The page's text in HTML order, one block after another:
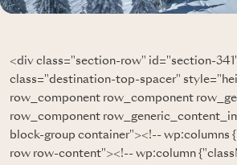
<div class="section-row" id="section-
class="destination-top-spacer"
row_component row_component
row_component
block-group container"><!--
row row-content"><!-- wp:column